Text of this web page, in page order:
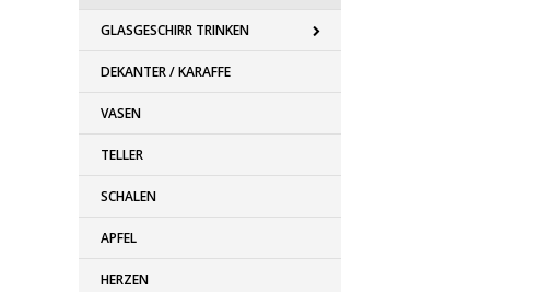
GLASGESCHIRR TRINKEN
DEKANTER / KARAFFE
VASEN
TELLER
SCHALEN
APFEL
HERZEN